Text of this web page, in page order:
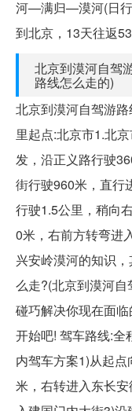
河—满归—漠河(日行
到北京，13天往返
北京到漠河自驾
路线怎么走的)
北京到漠河自驾游
里起点:北京市1.北
发，沿正义路行驶
街行驶960米，直行
行驶1.5公里，稍向
0米，右前方转弯进
兴安岭漠河的知识
么走?(北京到漠河
碰巧解决你现在面
开始吧! 驾车路线:全
内驾车方案1)从起
米，右转进入东长